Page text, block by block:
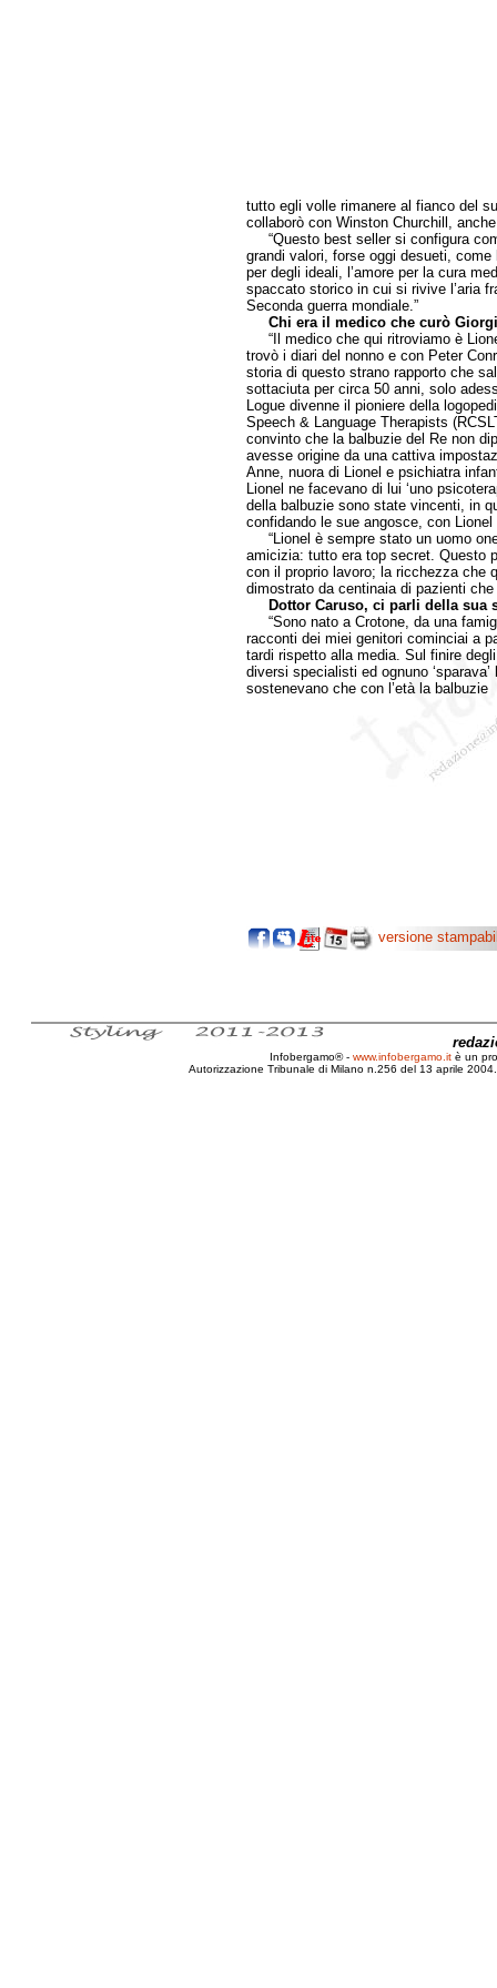
tutto egli volle rimanere al fianco del
collaborò con Winston Churchill,
“Questo best seller si configura
grandi valori, forse oggi desueti, come
per degli ideali, l’amore per la cura
spaccato storico in cui si rivive l’aria
Seconda guerra mondiale.”
Chi era il medico che curò
“Il medico che qui ritroviamo è
trovò i diari del nonno e con Peter
storia di questo strano rapporto che
sottaciuta per circa 50 anni, solo
Logue divenne il pioniere della
Speech & Language Therapists
convinto che la balbuzie del Re non
avesse origine da una cattiva
Anne, nuora di Lionel e psichiatra
Lionel ne facevano di lui ‘uno
della balbuzie sono state vincenti, in
confidando le sue angosce, con Lionel
“Lionel è sempre stato un uomo
amicizia: tutto era top secret. Questo
con il proprio lavoro; la ricchezza che
dimostrato da centinaia di pazienti
Dottor Caruso, ci parli della sua
“Sono nato a Crotone, da una
racconti dei miei genitori cominciai a
tardi rispetto alla media. Sul finire
diversi specialisti ed ognuno
sostenevano che con l’età la balbuzie
versione
Infobergamo® - www.infobergamo.it è un
Autorizzazione Tribunale di Milano n.256 del 13 aprile